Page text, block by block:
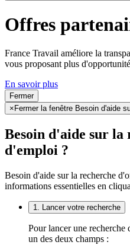
Offres
France Travail améliore la
vous proposant plus
En savoir plus
Fermer
× Fermer la fenêtre Besoin d'aide
Besoin d'aide sur la
d'emploi ?
Besoin d'aide sur la recherche
informations essentielles en
1. Lancer votre recherche
Pour lancer une recherche
un des deux champs :